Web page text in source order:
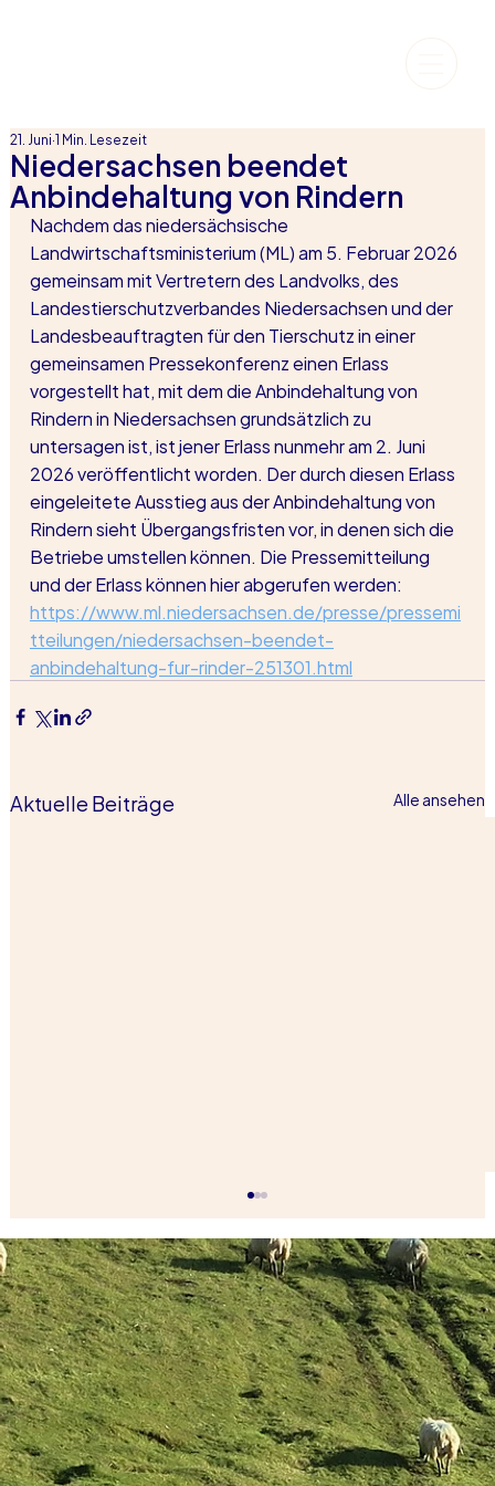
Niedersachsen beendet
Anbindehaltung von Rindern
21. Juni 1 Min. Lesezeit
Nachdem das niedersächsische
Landwirtschaftsministerium (ML) am 5. Februar 2026
gemeinsam mit Vertretern des Landvolks, des
Landestierschutzverbandes Niedersachsen und der
Landesbeauftragten für den Tierschutz in einer
gemeinsamen Pressekonferenz einen Erlass
vorgestellt hat, mit dem die Anbindehaltung von
Rindern in Niedersachsen grundsätzlich zu
untersagen ist, ist jener Erlass nunmehr am 2. Juni
2026 veröffentlicht worden. Der durch diesen Erlass
eingeleitete Ausstieg aus der Anbindehaltung von
Rindern sieht Übergangsfristen vor, in denen sich die
Betriebe umstellen können. Die Pressemitteilung
und der Erlass können hier abgerufen werden:
https://www.ml.niedersachsen.de/presse/pressemi
tteilungen/niedersachsen-beendet-
anbindehaltung-fur-rinder-251301.html
Aktuelle Beiträge Alle ansehen
Videoüberwachung in deutschen